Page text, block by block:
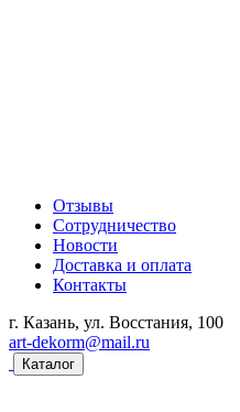
Отзывы
Сотрудничество
Новости
Доставка и оплата
Контакты
г. Казань, ул. Восстания, 100
art-dekorm@mail.ru
Каталог